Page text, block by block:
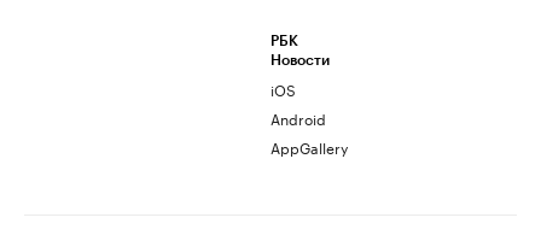
РБК
Новости
iOS
Android
AppGallery